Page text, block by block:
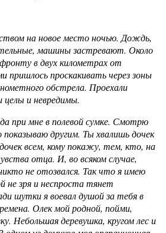
на новое место ночью. Дождь,
машины застревают. Около
в двух километрах от
пришлось проскакивать через зоны
обстрела. Проехали
целы и невредимы.
при мне в полевой сумке. Смотрю
другим. Ты хвалишь дочек
всем, кому покажу, тем, кто, на
отца. И, во всяком случае,
не отозвался. Так что я имею
не зря и неспроста тянет
шутки я воевал душой за тебя в
Олек мой родной, пойми,
Небольшая деревушка, кругом лес и